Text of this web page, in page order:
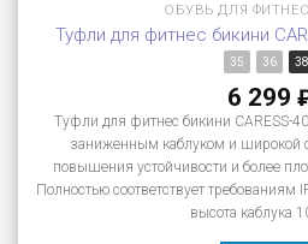
ОБУВЬ ДЛЯ
Туфли для фитнес бикини
35 36 38
6 299
Туфли для фитнес бикини CARESS-
заниженным каблуком и широкой
повышения устойчивости и более
Полностью соответствует
высота каблука